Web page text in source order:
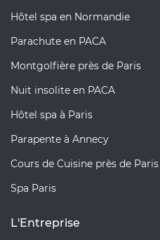
Hôtel spa en Normandie
Parachute en PACA
Montgolfière près de Paris
Nuit insolite en PACA
Hôtel spa à Paris
Parapente à Annecy
Cours de Cuisine près de Paris
Spa Paris
L'Entreprise